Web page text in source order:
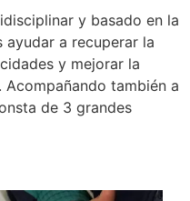
y basado en la
a recuperar la
y mejorar la
también a
de 3 grandes